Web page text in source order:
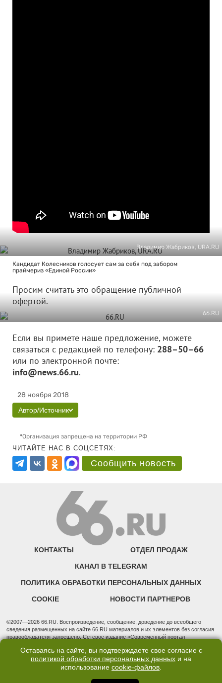
Владимир Жабриков, URA.RU
Кандидат Колесников голосует сам за себя под забором
праймериз «Единой России»
Просим считать это обращение публичной
офертой.
66.RU
Если вы примете наше предложение, можете
связаться с редакцией по телефону: 288–50–66
или по электронной почте:
info@news.66.ru.
28 ноября 2018
Автор/Источник
*Организация запрещена на территории РФ
ЧИТАЙТЕ НАС В СОЦСЕТЯХ:
Сообщить новость
КОНТАКТЫ ОТДЕЛ ПРОДАЖ
КАНАЛ В TELEGRAM
ПОЛИТИКА ОБРАБОТКИ ПЕРСОНАЛЬНЫХ ДАННЫХ
COOKIE НОВОСТИ ПАРТНЕРОВ
©2007—2026 66.RU. Воспроизведение, сообщение, доведение до всеобщего
сведения размещенных на сайте 66.RU материалов и их элементов без согласия
правообладателя запрещено. Сетевое издание «Современный портал
надзору в сфере связи, информационных технологий и массовых коммуникаций
(Роскомнадзор). Регистрационный номер ЭЛ № ФС 77 - 76634 от 02.09.2019
Учредитель: Общество с ограниченной ответственностью "66.ру". Юридический
3, оф. 7015 Фактический адрес редакции и отдела продаж: 620014, Свердловская
Оставаясь на сайте, вы подтверждаете свое согласие с
политикой обработки персональных данных и на
использование cookie-файлов.